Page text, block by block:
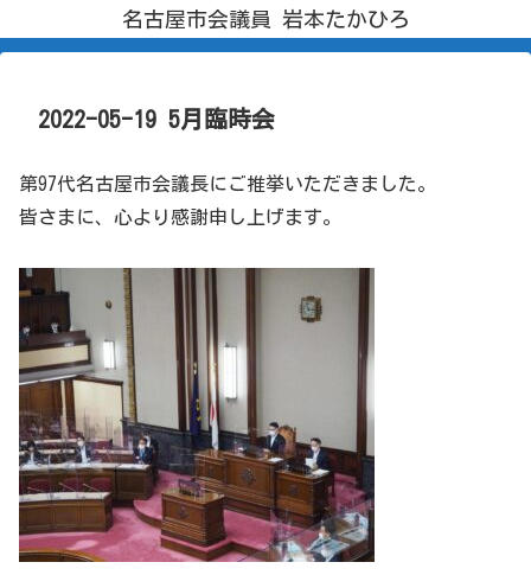
名古屋市会議員 岩本たかひろ
2022-05-19 5月臨時会
第97代名古屋市会議長にご推挙いただきました。
皆さまに、心より感謝申し上げます。